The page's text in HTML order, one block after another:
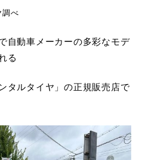
調べ
自動車メーカーの多彩なモデ
る
タルタイヤ」の正規販売店で